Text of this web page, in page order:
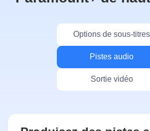
Options de sous-titres
Pistes audio
Sortie vidéo